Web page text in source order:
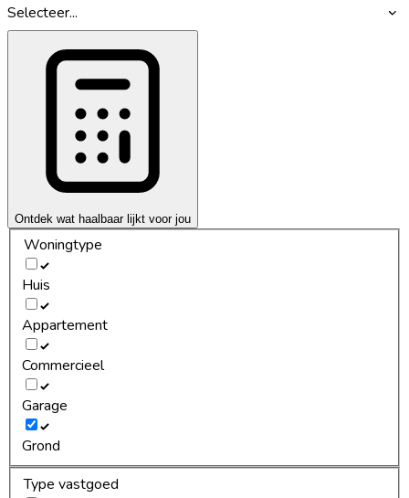
Selecteer...
Ontdek wat haalbaar lijkt voor jou
Woningtype
Huis
Appartement
Commercieel
Garage
Grond
Type vastgoed